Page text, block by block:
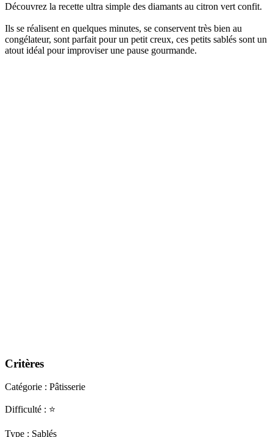
Découvrez la recette ultra simple des diamants au citron vert confit.
Ils se réalisent en quelques minutes, se conservent très bien au
congélateur, sont parfait pour un petit creux, ces petits sablés sont un
atout idéal pour improviser une pause gourmande.
Critères
Catégorie : Pâtisserie
Difficulté : ⭐
Type : Sablés